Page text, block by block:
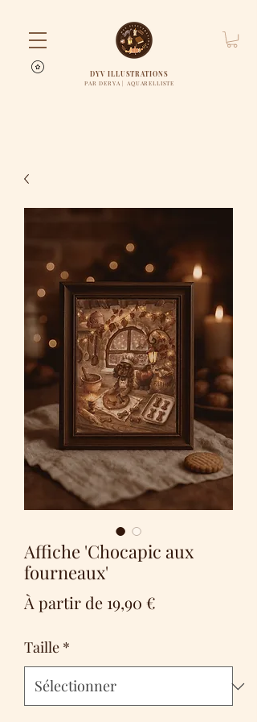
DYV ILLUSTRATIONS
PAR DERYA | AQUARELLISTE
Affiche 'Chocapic aux
fourneaux'
À partir de 19,90 €
Taille *